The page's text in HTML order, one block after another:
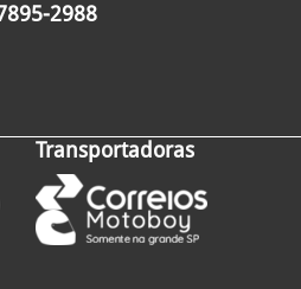
2988
Transportadoras